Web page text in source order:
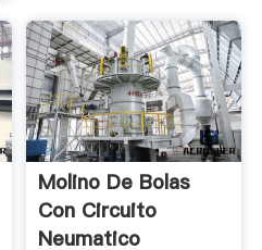
Molino De Bolas
Con Circuito
Neumatico